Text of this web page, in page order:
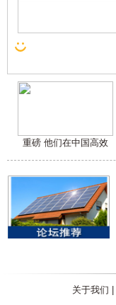
重磅 他们在中国高效
关于我们